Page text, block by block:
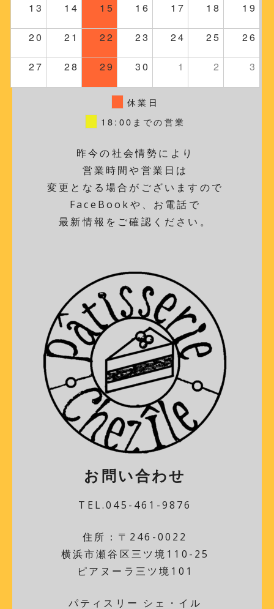
13 14 15 16 17 18 19
20 21 22 23 24 25 26
27 28 29 30 1 2 3
休業日
18:00までの営業
昨今の社会情勢により
営業時間や営業日は
変更となる場合がございますので
FaceBookや、お電話で
最新情報をご確認ください。
お問い合わせ
TEL.045-461-9876
住所：〒246-0022
横浜市瀬谷区三ツ境110-25
ピアヌーラ三ツ境101
パティスリー シェ・イル